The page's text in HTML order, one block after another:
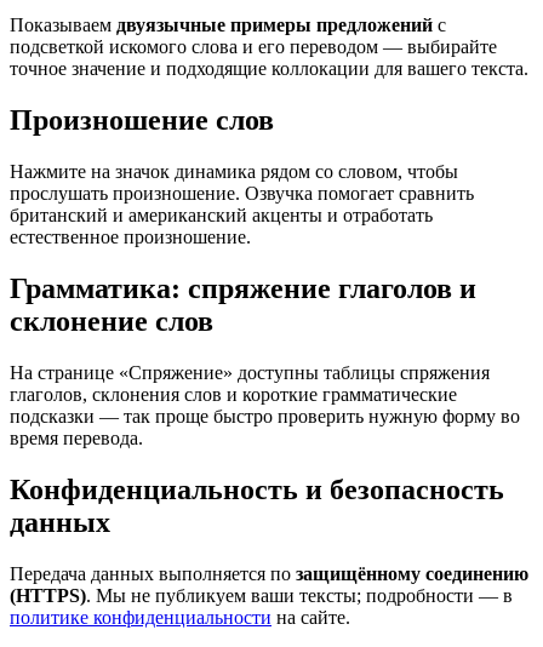
Показываем двуязычные примеры предложений с
подсветкой искомого слова и его переводом — выбирайте
точное значение и подходящие коллокации для вашего текста.
Произношение слов
Нажмите на значок динамика рядом со словом, чтобы
прослушать произношение. Озвучка помогает сравнить
британский и американский акценты и отработать
естественное произношение.
Грамматика: спряжение глаголов и
склонение слов
На странице «Спряжение» доступны таблицы спряжения
глаголов, склонения слов и короткие грамматические
подсказки — так проще быстро проверить нужную форму во
время перевода.
Конфиденциальность и безопасность
данных
Передача данных выполняется по защищённому соединению
(HTTPS). Мы не публикуем ваши тексты; подробности — в
политике конфиденциальности на сайте.